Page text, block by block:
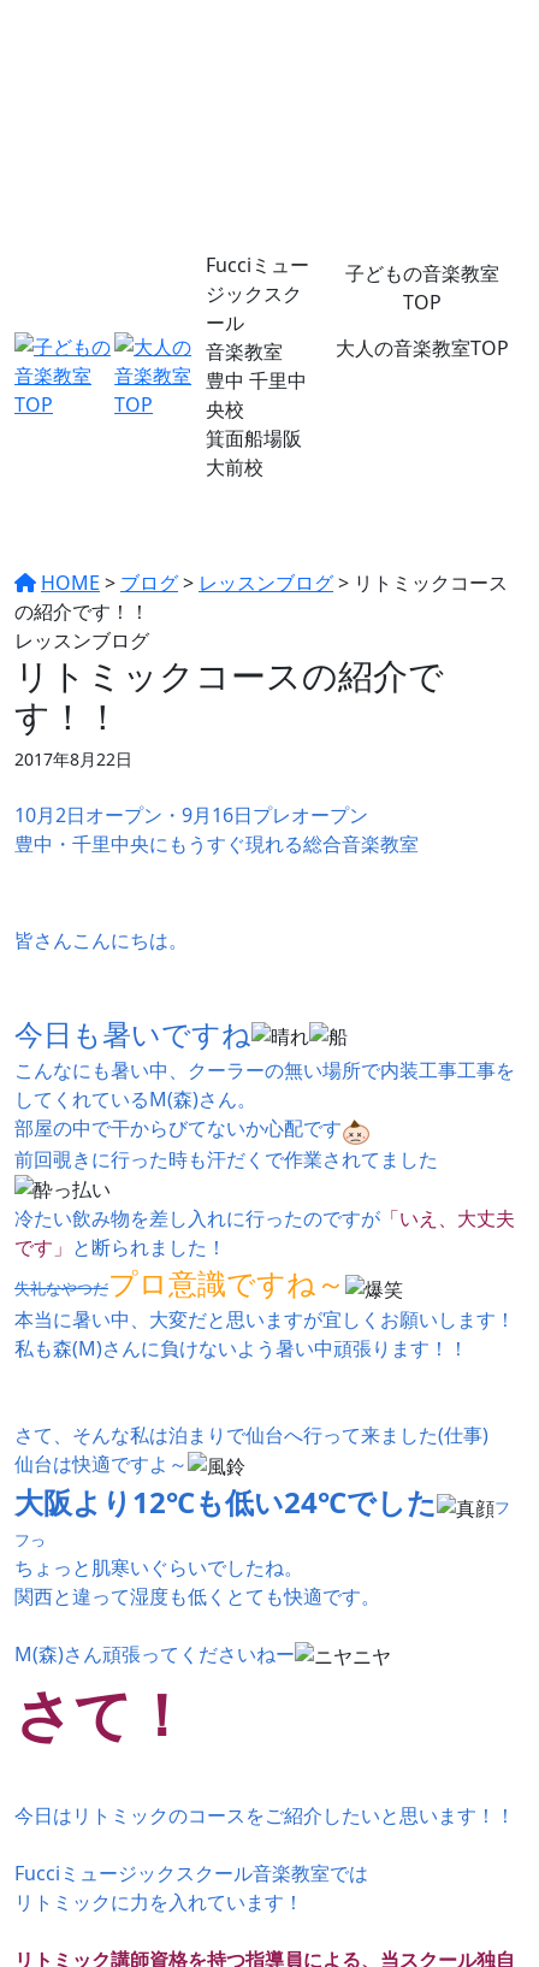
Fucciミュー
ジックスク
ール
音楽教室
豊中 千里中
央校
箕面船場阪
大前校
子どもの音楽教室
TOP
大人の音楽教室TOP
HOME > ブログ> レッスンブログ> リトミックコース
の紹介です！！
レッスンブログ
リトミックコースの紹介で
す！！
2017年8月22日
10月2日オープン・9月16日プレオープン
豊中・千里中央にもうすぐ現れる総合音楽教室
皆さんこんにちは。
今日も暑いですね
こんなにも暑い中、クーラーの無い場所で内装工事工事を
してくれているM(森)さん。
部屋の中で干からびてないか心配です
前回覗きに行った時も汗だくで作業されてました
冷たい飲み物を差し入れに行ったのですが 「いえ、大丈夫
です」 と断られました！
失礼なやつだプロ意識ですね～
本当に暑い中、大変だと思いますが宜しくお願いします！
私も森(M)さんに負けないよう暑い中頑張ります！！
さて、そんな私は泊まりで仙台へ行って来ました(仕事)
仙台は快適ですよ～
大阪より12℃も低い24℃でした
フ
フっ
ちょっと肌寒いぐらいでしたね。
関西と違って湿度も低くとても快適です。
M(森)さん頑張ってくださいねー
さて！
今日はリトミックのコースをご紹介したいと思います！！
Fucciミュージックスクール音楽教室では
リトミックに力を入れています！
リトミック講師資格を持つ指導員による、当スクール独自